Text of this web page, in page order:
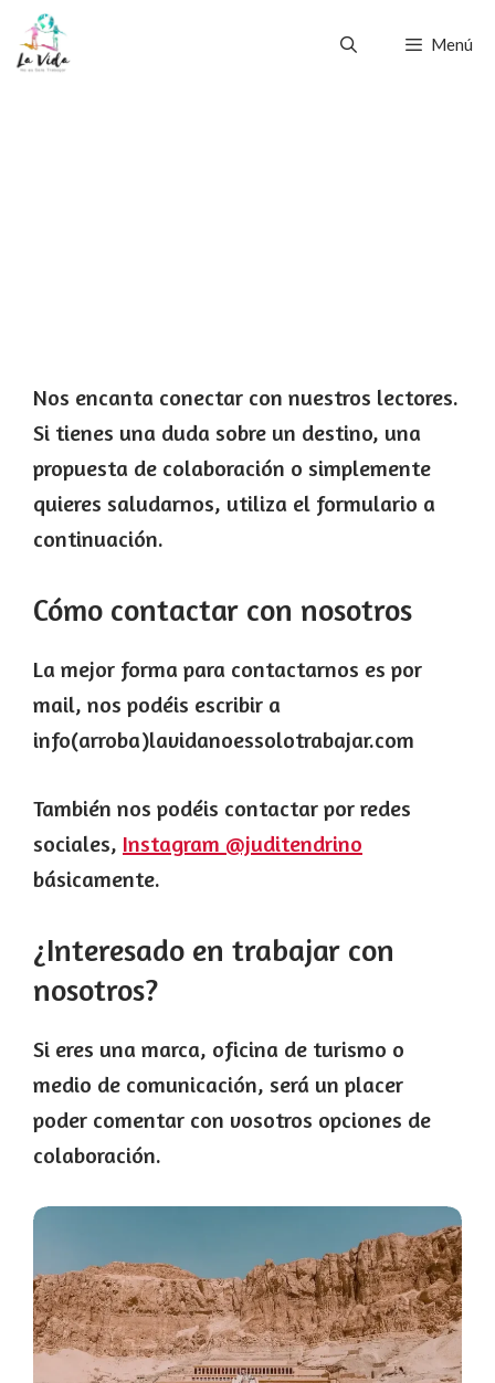
Saltar
Menú
Nos encanta conectar con nuestros lectores.
Si tienes una duda sobre un destino, una
propuesta de colaboración o simplemente
quieres saludarnos, utiliza el formulario a
continuación.
Cómo contactar con nosotros
La mejor forma para contactarnos es por
mail, nos podéis escribir a
info(arroba)lavidanoessolotrabajar.com
También nos podéis contactar por redes
sociales, Instagram @juditendrino
básicamente.
¿Interesado en trabajar con
nosotros?
Si eres una marca, oficina de turismo o
medio de comunicación, será un placer
poder comentar con vosotros opciones de
colaboración.